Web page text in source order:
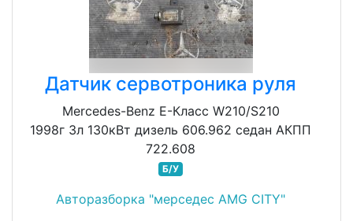
Датчик сервотроника руля
Mercedes-Benz E-Класс W210/S210
1998г 3л 130кВт дизель 606.962 седан АКПП
722.608
Б/У
Авторазборка "мерседес AMG CITY"